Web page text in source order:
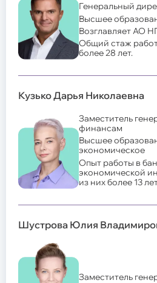
Генеральный
Высшее
Возглавляет АО
Общий стаж
более 28 лет.
Кузько Дарья Николаевна
Заместитель
финансам
Высшее
экономическое
Опыт работы в
экономической
из них более 13
Шустрова Юлия
Заместитель